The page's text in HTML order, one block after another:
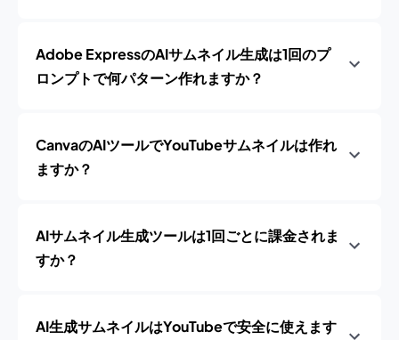
Adobe ExpressのAIサムネイル生成は1回のプ
ロンプトで何パターン作れますか？
CanvaのAIツールでYouTubeサムネイルは作れ
ますか？
AIサムネイル生成ツールは1回ごとに課金されま
すか？
AI生成サムネイルはYouTubeで安全に使えます